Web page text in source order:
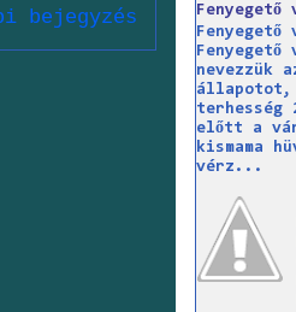
bejegyzés
Fenyegető
Fenyegető
Fenyegető
nevezzük
állapotot,
terhesség
előtt a
kismama
vérz...